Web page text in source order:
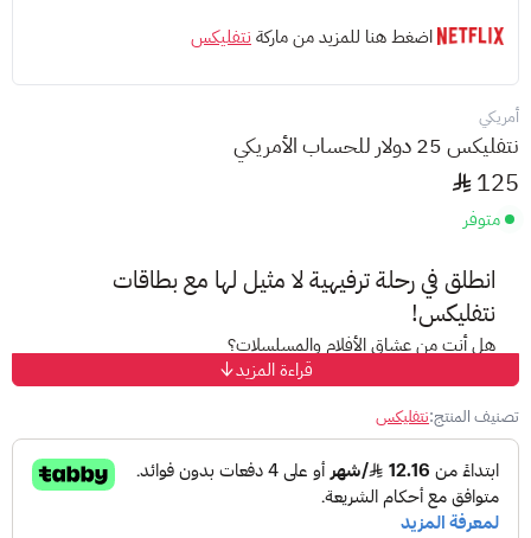
اضغط هنا للمزيد من ماركة نتفليكس
أمريكي
نتفليكس 25 دولار للحساب الأمريكي
125
متوفر
انطلق في رحلة ترفيهية لا مثيل لها مع بطاقات
نتفليكس!
هل أنت من عشاق الأفلام والمسلسلات؟
هل تبحث عن تجربة ترفيهية مميزة؟
مع بطاقات نتفليكس، ستتمكن من:
مشاهدة أفضل الأفلام والمسلسلات من جميع أنحاء العالم:
استمتع بمكتبة ضخمة تضم أكثر من 20 مليون فيلم ومسلسل من
إنتاج نتفليكس الحصري، بالإضافة إلى محتوى من أقوى استديوهات
الإنتاج العالمية.
قراءة المزيد
تصنيف المنتج:نتفليكس